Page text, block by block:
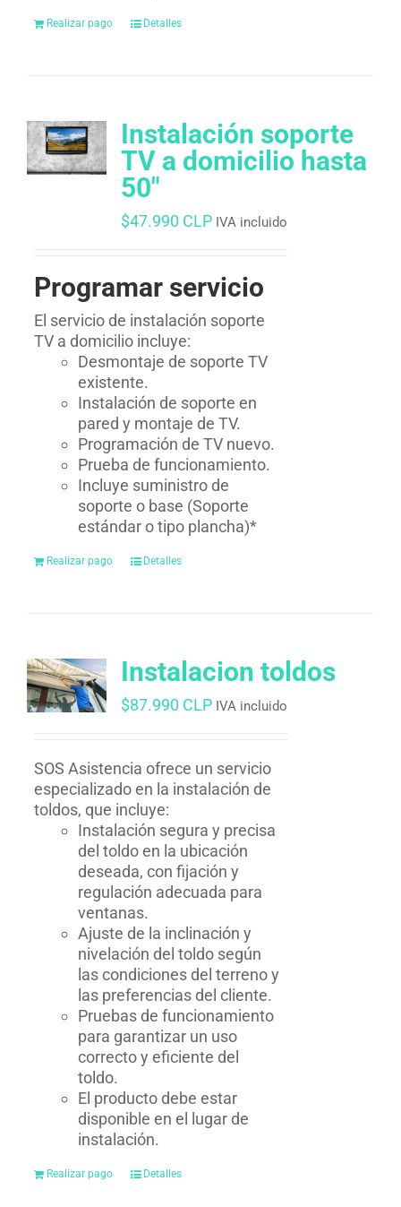
Realizar pago Detalles
Instalación soporte
TV a domicilio hasta
50″
$47.990 CLP IVA incluido
Programar servicio
El servicio de instalación soporte
TV a domicilio incluye:
Desmontaje de soporte TV
existente.
Instalación de soporte en
pared y montaje de TV.
Programación de TV nuevo.
Prueba de funcionamiento.
Incluye suministro de
soporte o base (Soporte
estándar o tipo plancha)*
Realizar pago Detalles
Instalacion toldos
$87.990 CLP IVA incluido
SOS Asistencia ofrece un servicio
especializado en la instalación de
toldos, que incluye:
Instalación segura y precisa
del toldo en la ubicación
deseada, con fijación y
regulación adecuada para
ventanas.
Ajuste de la inclinación y
nivelación del toldo según
las condiciones del terreno y
las preferencias del cliente.
Pruebas de funcionamiento
para garantizar un uso
correcto y eficiente del
toldo.
El producto debe estar
disponible en el lugar de
instalación.
Realizar pago Detalles